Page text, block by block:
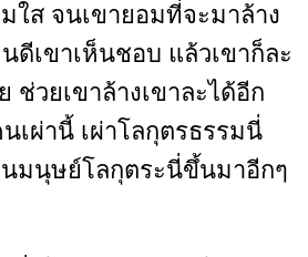
ใส จนเขายอมที่จะมาล้าง
ดีเขาเห็นชอบ แล้วเขาก็ละ
ช่วยเขาล้างเขาละได้อีก
เผ่านี้ เผ่าโลกุตรธรรมนี่
มนุษย์โลกุตระนี่ขึ้นมาอีกๆ